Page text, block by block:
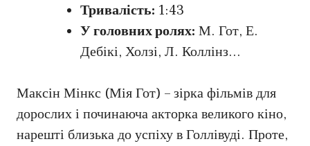
Тривалість: 1:43
У головних ролях: М. Гот, Е.
Дебікі, Холзі, Л. Коллінз…
Максін Мінкс (Мія Гот) – зірка фільмів для
дорослих і починаюча акторка великого кіно,
нарешті близька до успіху в Голлівуді. Проте,